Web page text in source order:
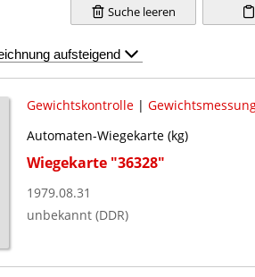
Suche leeren
Gewichtskontrolle|
Automaten-Wiegekarte (kg)
Wiegekarte "36328"
1979.08.31
unbekannt (DDR)